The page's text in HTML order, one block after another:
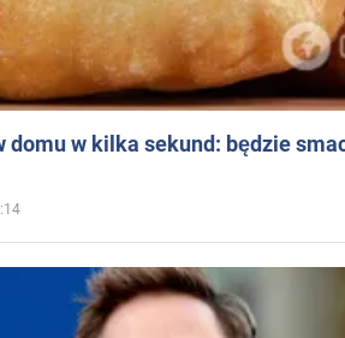
domu w kilka sekund: będzie